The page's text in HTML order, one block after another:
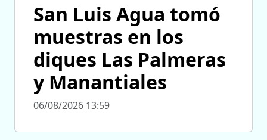
San Luis Agua tomó
muestras en los
diques Las Palmeras
y Manantiales
06/08/2026 13:59